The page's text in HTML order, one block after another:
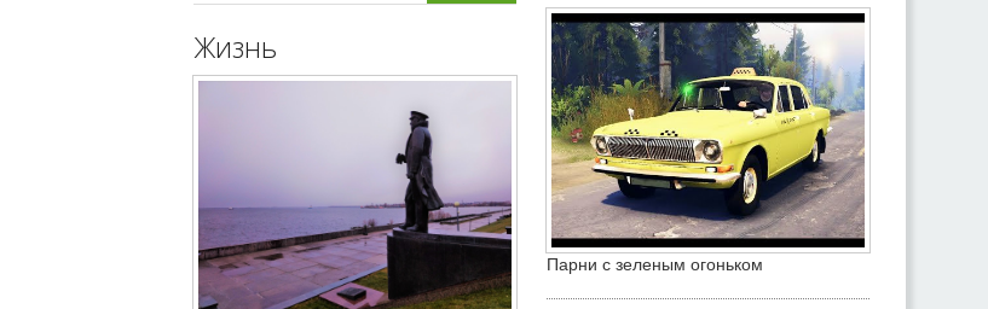
Жизнь
Парни с зеленым огоньком